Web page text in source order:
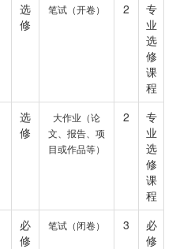
选
修
笔试（开卷） 2
专
业
选
修
课
程
选
修
大作业（论
文、报告、项
目或作品等）
2
专
业
选
修
课
程
必
修
笔试（闭卷） 3
必
修